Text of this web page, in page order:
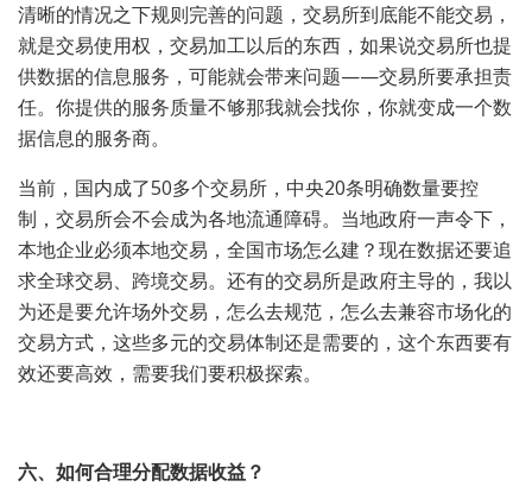
清晰的情况之下规则完善的问题，交易所到底能不能交易，
就是交易使用权，交易加工以后的东西，如果说交易所也提
供数据的信息服务，可能就会带来问题——交易所要承担责
任。你提供的服务质量不够那我就会找你，你就变成一个数
据信息的服务商。
当前，国内成了50多个交易所，中央20条明确数量要控
制，交易所会不会成为各地流通障碍。当地政府一声令下，
本地企业必须本地交易，全国市场怎么建？现在数据还要追
求全球交易、跨境交易。还有的交易所是政府主导的，我以
为还是要允许场外交易，怎么去规范，怎么去兼容市场化的
交易方式，这些多元的交易体制还是需要的，这个东西要有
效还要高效，需要我们要积极探索。
六、如何合理分配数据收益？